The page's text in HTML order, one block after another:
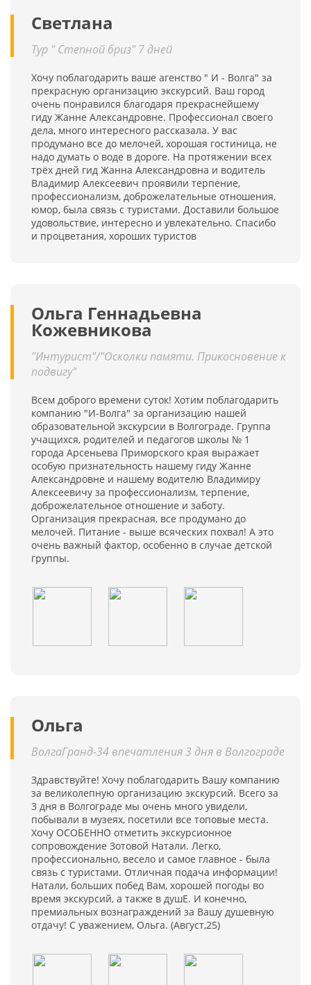
Светлана
Тур " Степной бриз" 7 дней
Хочу поблагодарить ваше агенство " И - Волга" за
прекрасную организацию экскурсий. Ваш город
очень понравился благодаря прекраснейшему
гиду Жанне Александровне. Профессионал своего
дела, много интересного рассказала. У вас
продумано все до мелочей, хорошая гостиница, не
надо думать о воде в дороге. На протяжении всех
трёх дней гид Жанна Александровна и водитель
Владимир Алексеевич проявили терпение,
профессионализм, доброжелательные отношения,
юмор, была связь с туристами. Доставили большое
удовольствие, интересно и увлекательно. Спасибо
и процветания, хороших туристов
Ольга Геннадьевна
Кожевникова
"Интурист"/"Осколки памяти. Прикосновение к
подвигу"
Всем доброго времени суток! Хотим поблагодарить
компанию "И-Волга" за организацию нашей
образовательной экскурсии в Волгограде. Группа
учащихся, родителей и педагогов школы № 1
города Арсеньева Приморского края выражает
особую признательность нашему гиду Жанне
Александровне и нашему водителю Владимиру
Алексеевичу за профессионализм, терпение,
доброжелательное отношение и заботу.
Организация прекрасная, все продумано до
мелочей. Питание - выше всяческих похвал! А это
очень важный фактор, особенно в случае детской
группы.
Ольга
ВолгаГранд-34 впечатления 3 дня в Волгограде
Здравствуйте! Хочу поблагодарить Вашу компанию
за великолепную организацию экскурсий. Всего за
3 дня в Волгограде мы очень много увидели,
побывали в музеях, посетили все топовые места.
Хочу ОСОБЕННО отметить экскурсионное
сопровождение Зотовой Натали. Легко,
профессионально, весело и самое главное - была
связь с туристами. Отличная подача информации!
Натали, больших побед Вам, хорошей погоды во
время экскурсий, а также в душЕ. И конечно,
премиальных вознаграждений за Вашу душевную
отдачу! С уважением, Ольга. (Август,25)